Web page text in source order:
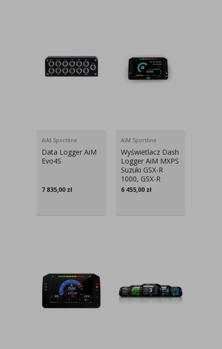
AiM Sportline
Data Logger AiM
Evo4S
7 835,00 zł
AiM Sportline
Wyświetlacz Dash
Logger AiM MXPS
Suzuki GSX-R
1000, GSX-R
1000R
6 455,00 zł